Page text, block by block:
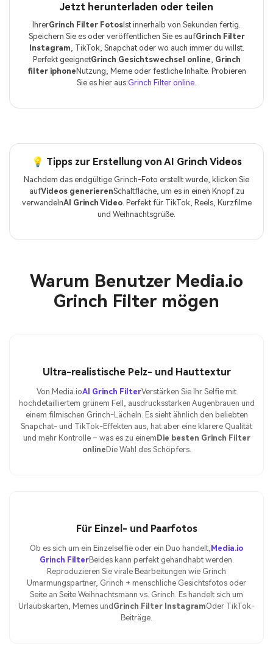
Jetzt herunterladen oder teilen
IhrerGrinch Filter Fotos Ist innerhalb von Sekunden fertig.
Speichern Sie es oder veröffentlichen Sie es aufGrinch Filter
Instagram , TikTok, Snapchat oder wo auch immer du willst.
Perfekt geeignetGrinch Gesichtswechsel online Grinch
filter iphone Nutzung, Meme oder festliche Inhalte. Probieren
Sie es hier aus:Grinch Filter online
💡 Tipps zur Erstellung von AI Grinch Videos
Nachdem das endgültige Grinch-Foto erstellt wurde, klicken Sie
aufVideos generierenSchaltfläche, um es in einen Knopf zu
verwandelnAI Grinch Video. Perfekt für TikTok, Reels, Kurzfilme
und Weihnachtsgrüße.
Warum Benutzer Media.io
Grinch Filter mögen
Ultra-realistische Pelz- und Hauttextur
Von Media.ioAI Grinch FilterVerstärken Sie Ihr Selfie mit
hochdetailliertem grünem Fell, ausdrucksstarken Augenbrauen und
einem filmischen Grinch-Lächeln. Es sieht ähnlich den beliebten
Snapchat- und TikTok-Effekten aus, hat aber eine klarere Qualität
und mehr Kontrolle – was es zu einem Die besten Grinch Filter
online Die Wahl des Schöpfers.
Für Einzel- und Paarfotos
Ob es sich um ein Einzelselfie oder ein Duo handelt, Media.io
Grinch FilterBeides kann perfekt gehandhabt werden.
Reproduzieren Sie virale Bearbeitungen wie Grinch
Umarmungspartner, Grinch + menschliche Gesichtsfotos oder
Seite an Seite Weihnachtsmann vs. Grinch. Es handelt sich um
Urlaubskarten, Memes undGrinch Filter InstagramOder TikTok-
Beiträge.